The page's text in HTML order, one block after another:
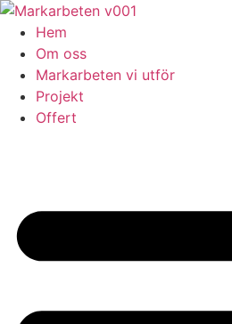
Skip
content
Hem
Om oss
Markarbeten vi utför
Projekt
Offert